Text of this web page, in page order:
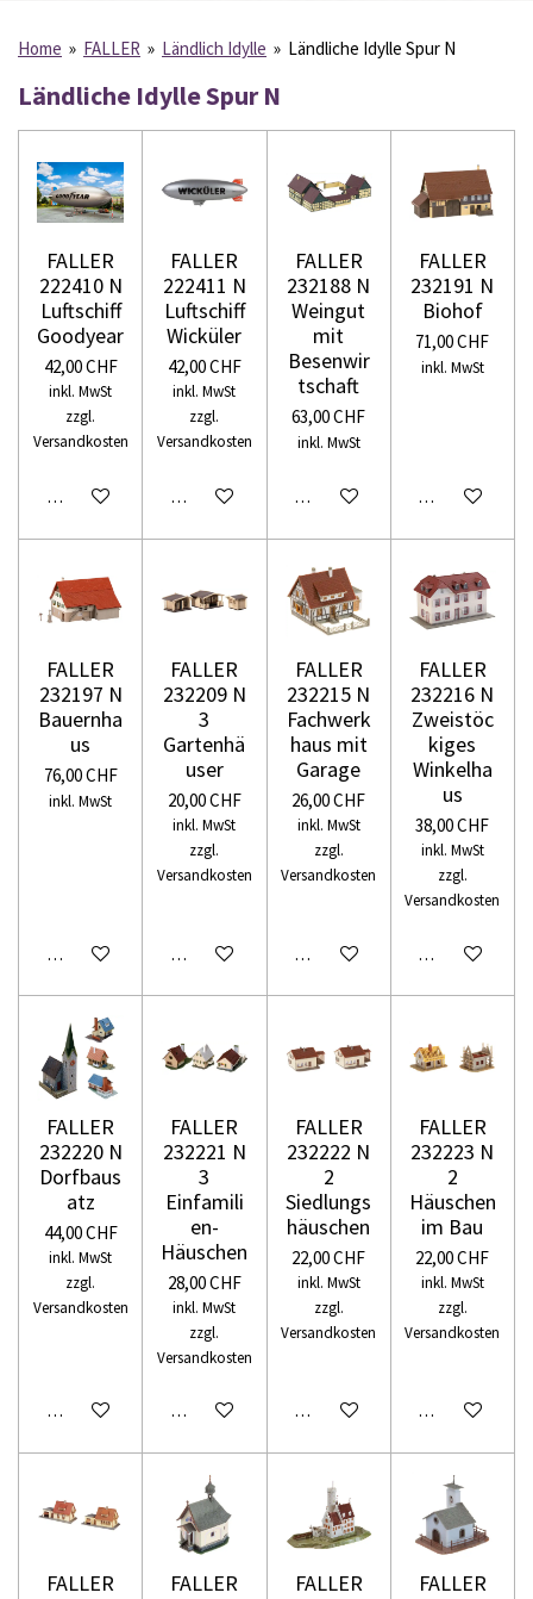
Home » FALLER » Ländlich Idylle » Ländliche Idylle Spur N
Ländliche Idylle Spur N
FALLER
222410 N
Luftschiff
Goodyear
42,00 CHF
inkl. MwSt
zzgl.
Versandkosten
In den Warenkorb
FALLER
222411 N
Luftschiff
Wicküler
42,00 CHF
inkl. MwSt
zzgl.
Versandkosten
In den Warenkorb
FALLER
232188 N
Weingut
mit
Besenwir
tschaft
63,00 CHF
inkl. MwSt
In den Warenkorb
FALLER
232191 N
Biohof
71,00 CHF
inkl. MwSt
In den
FALLER
232197 N
Bauernha
us
76,00 CHF
inkl. MwSt
In den Warenkorb
FALLER
232209 N
3
Gartenhä
user
20,00 CHF
inkl. MwSt
zzgl.
Versandkosten
In den Warenkorb
FALLER
232215 N
Fachwerk
haus mit
Garage
26,00 CHF
inkl. MwSt
zzgl.
Versandkosten
In den Warenkorb
FALLER
232216 N
Zweistöc
kiges
Winkelha
us
38,00 CHF
inkl. MwSt
zzgl.
Versandkosten
In den
FALLER
232220 N
Dorfbaus
atz
44,00 CHF
inkl. MwSt
zzgl.
Versandkosten
In den Warenkorb
FALLER
232221 N
3
Einfamili
en-
Häuschen
28,00 CHF
inkl. MwSt
zzgl.
Versandkosten
In den Warenkorb
FALLER
232222 N
2
Siedlungs
häuschen
22,00 CHF
inkl. MwSt
zzgl.
Versandkosten
In den Warenkorb
FALLER
232223 N
2
Häuschen
im Bau
22,00 CHF
inkl. MwSt
zzgl.
Versandkosten
In den
FALLER
FALLER
FALLER
FALLER